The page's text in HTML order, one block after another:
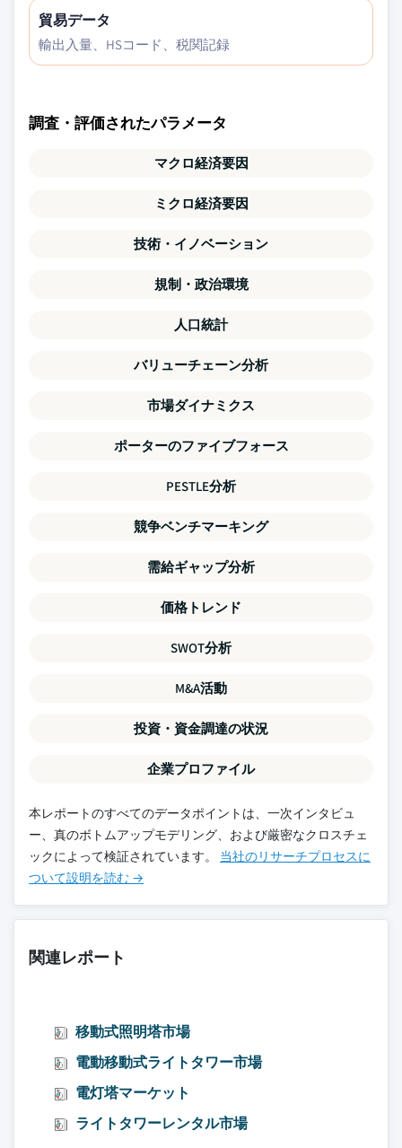
貿易データ
輸出入量、HSコード、税関記録
調査・評価されたパラメータ
マクロ経済要因
ミクロ経済要因
技術・イノベーション
規制・政治環境
人口統計
バリューチェーン分析
市場ダイナミクス
ポーターのファイブフォース
PESTLE分析
競争ベンチマーキング
需給ギャップ分析
価格トレンド
SWOT分析
M&A活動
投資・資金調達の状況
企業プロファイル
本レポートのすべてのデータポイントは、一次インタビュ
ー、真のボトムアップモデリング、および厳密なクロスチェ
ックによって検証されています。 当社のリサーチプロセスに
ついて設明を読む →
関連レポート
移動式照明塔市場
電動移動式ライトタワー市場
電灯塔マーケット
ライトタワーレンタル市場